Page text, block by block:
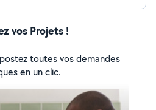
vos Projets !
toutes vos demandes
en un clic.